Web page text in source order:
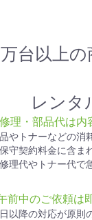
台以上
レンタ
理・部品代は内
やトナーなどの消
守契約料金に含ま
理代やトナー代で
前中のご依頼は
以降の対応が原則